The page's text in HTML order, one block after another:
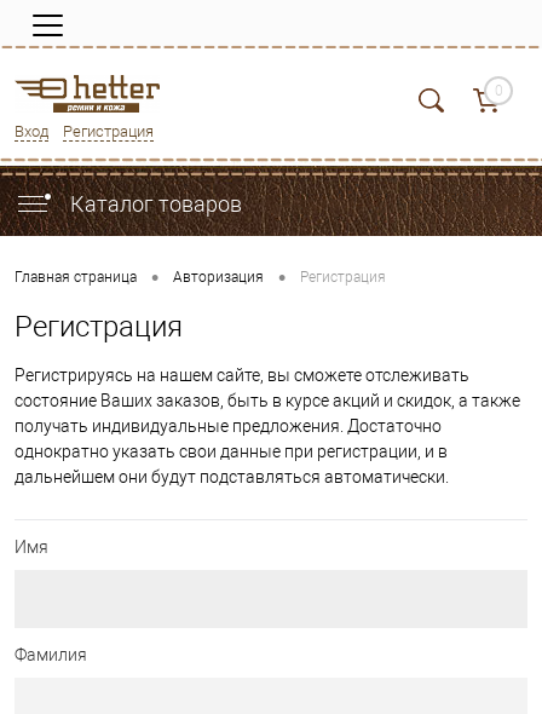
Вход Регистрация
0
Каталог товаров
Главная страница • Авторизация • Регистрация
Регистрация
Регистрируясь на нашем сайте, вы сможете отслеживать
состояние Ваших заказов, быть в курсе акций и скидок, а также
получать индивидуальные предложения. Достаточно
однократно указать свои данные при регистрации, и в
дальнейшем они будут подставляться автоматически.
Имя
Фамилия